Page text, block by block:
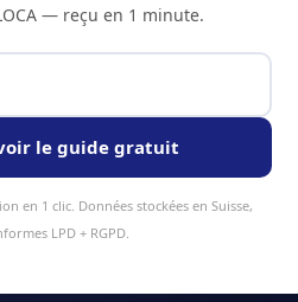
de cuves
a Bienne
et citernes à Bienne et
24h, intervention sous
locale, matériel
— reçu en 1 minute.
le guide gratuit
en 1 clic. Données stockées en Suisse,
LPD + RGPD.